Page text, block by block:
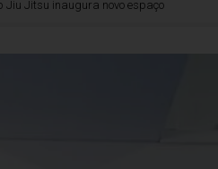
novo espaço no Lemonfit